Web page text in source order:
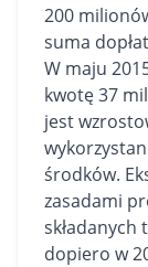
200
suma
W maju
kwotę 37
jest
środków.
zasadami
składanych
dopiero w